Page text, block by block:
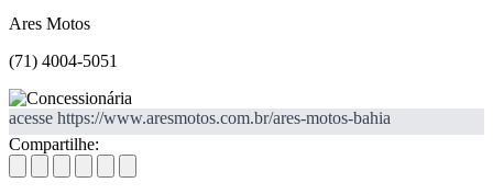
Ares Motos
(71) 4004-5051
acesse https://www.aresmotos.com.br/ares-motos-bahia
Compartilhe: